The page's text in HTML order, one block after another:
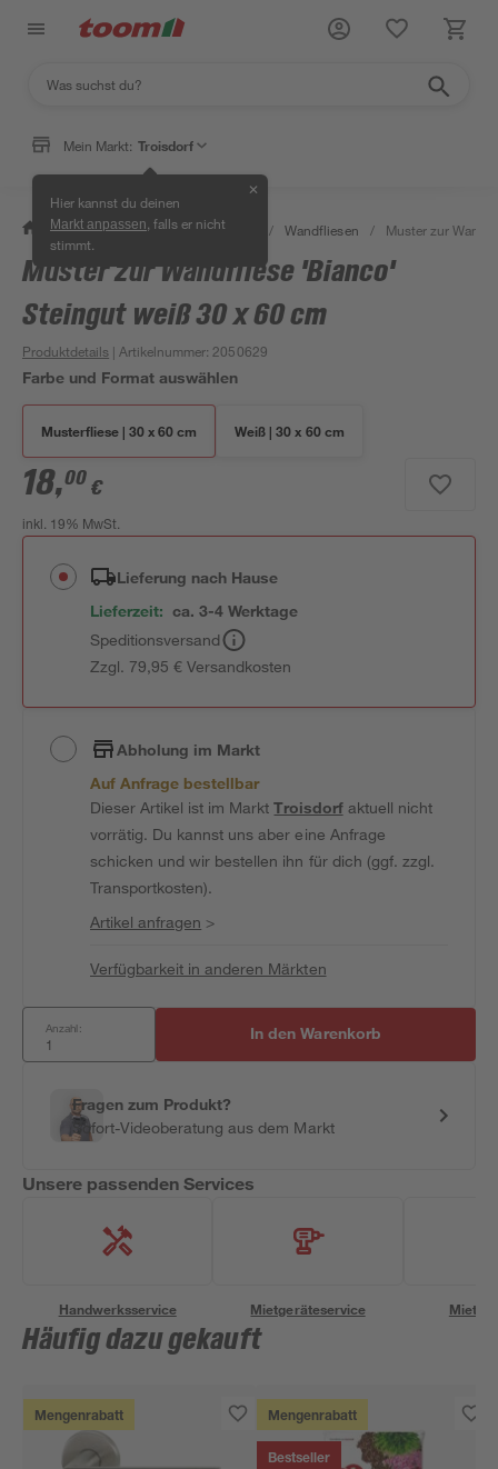
Mein Markt: Troisdorf
Hier kannst du deinen
Markt anpassen , falls er nicht
stimmt.
✕
/ Bauen & Renovieren / Fliesen / Wandfliesen / Muster zur
Muster zur Wandfliese 'Bianco'
Steingut weiß 30 x 60 cm
Produktdetails | Artikelnummer: 2050629
Farbe und Format auswählen
Musterfliese | 30 x 60 cm Weiß | 30 x 60 cm
18,00 €
inkl. 19% MwSt.
Lieferung nach Hause
Lieferzeit: ca. 3-4 Werktage
Speditionsversand
Zzgl. 79,95 € Versandkosten
Abholung im Markt
Auf Anfrage bestellbar
Dieser Artikel ist im MarktTroisdorfaktuell nicht
vorrätig. Du kannst uns aber eine Anfrage
schicken und wir bestellen ihn für dich (ggf. zzgl.
Transportkosten).
Artikel anfragen >
Verfügbarkeit in anderen Märkten
Anzahl: In den Warenkorb
Fragen zum Produkt?
Sofort-Videoberatung aus dem Markt
Unsere passenden Services
Handwerksservice Mietgeräteservice
Häufig dazu gekauft
Mengenrabatt Mengenrabatt
Bestseller